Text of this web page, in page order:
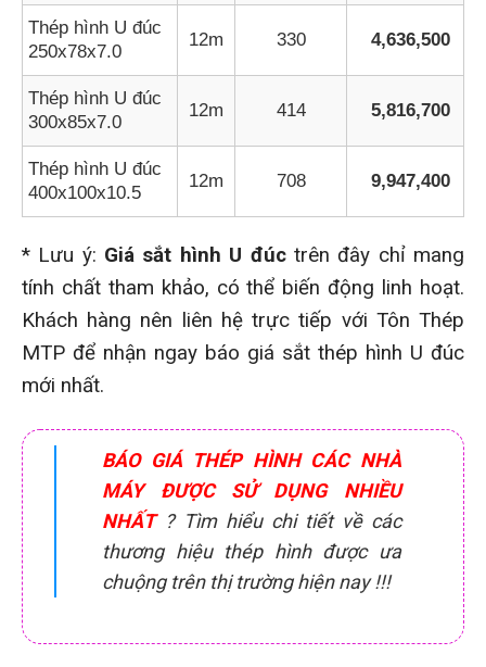
Thép hình U đúc
250x78x7.0
12m 330 4,636,500
Thép hình U đúc
300x85x7.0
12m 414 5,816,700
Thép hình U đúc
400x100x10.5
12m 708 9,947,400
* Lưu ý: Giá sắt hình U đúc trên đây chỉ mang
tính chất tham khảo, có thể biến động linh hoạt.
Khách hàng nên liên hệ trực tiếp với Tôn Thép
MTP để nhận ngay báo giá sắt thép hình U đúc
mới nhất.
BÁO GIÁ THÉP HÌNH CÁC NHÀ
MÁY ĐƯỢC SỬ DỤNG NHIỀU
NHẤT? Tìm hiểu chi tiết về các
thương hiệu thép hình được ưa
chuộng trên thị trường hiện nay !!!